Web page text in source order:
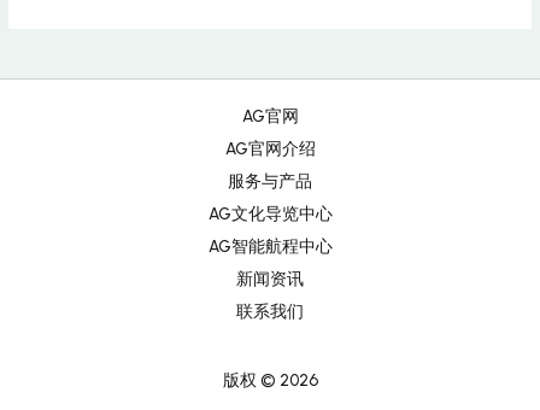
AG官网
AG官网介绍
服务与产品
AG文化导览中心
AG智能航程中心
新闻资讯
联系我们
版权 © 2026